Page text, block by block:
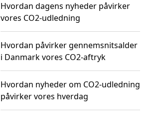
Hvordan dagens nyheder påvirker
vores CO2-udledning
Hvordan påvirker gennemsnitsalder
i Danmark vores CO2-aftryk
Hvordan nyheder om CO2-udledning
påvirker vores hverdag